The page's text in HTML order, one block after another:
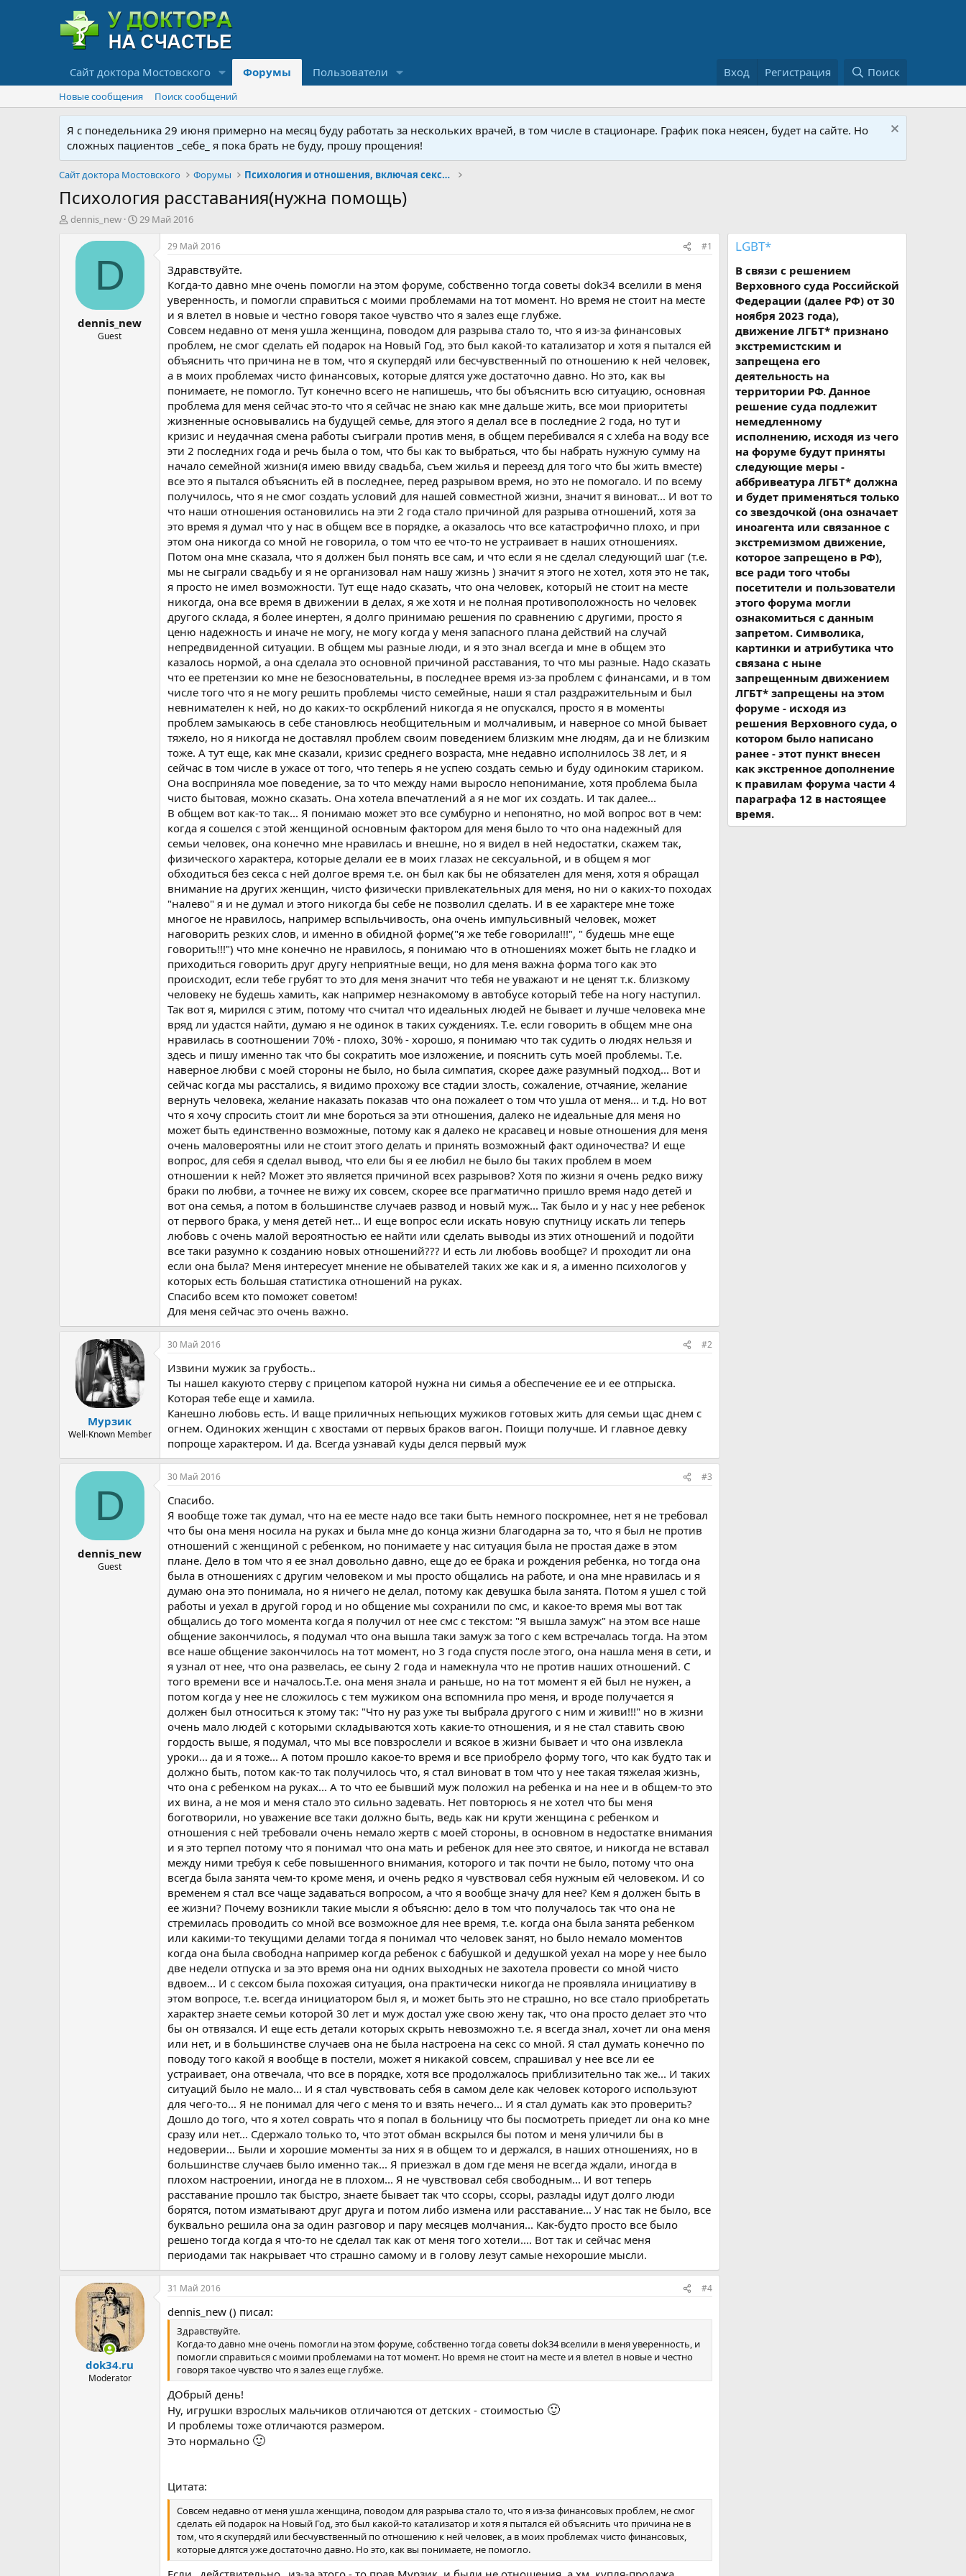
Сайт доктора Мостовского Форумы Пользователи Вход Регистрация Поиск
Новые сообщения Поиск сообщений
Я с понедельника 29 июня примерно на месяц буду работать за нескольких врачей, в том числе в стационаре. График пока неясен, будет на сайте. Но
сложных пациентов _себе_ я пока брать не буду, прошу прощения!
Сайт доктора Мостовского Форумы Психология и отношения, включая сексуальность.
Психология расставания(нужна помощь)
А
dennis_new
Д
т
а
ч
л
29 Май 2016
D
dennis_new
Guest
29 Май 2016 #1
Здравствуйте.
Когда-то давно мне очень помогли на этом форуме, собственно тогда советы dok34 вселили в меня
уверенность, и помогли справиться с моими проблемами на тот момент. Но время не стоит на месте
и я влетел в новые и честно говоря такое чувство что я залез еще глубже.
Совсем недавно от меня ушла женщина, поводом для разрыва стало то, что я из-за финансовых
проблем, не смог сделать ей подарок на Новый Год, это был какой-то катализатор и хотя я пытался ей
объяснить что причина не в том, что я скупердяй или бесчувственный по отношению к ней человек,
а в моих проблемах чисто финансовых, которые длятся уже достаточно давно. Но это, как вы
понимаете, не помогло. Тут конечно всего не напишешь, что бы объяснить всю ситуацию, основная
проблема для меня сейчас это-то что я сейчас не знаю как мне дальше жить, все мои приоритеты
жизненные основывались на будущей семье, для этого я делал все в последние 2 года, но тут и
кризис и неудачная смена работы съиграли против меня, в общем перебивался я с хлеба на воду все
эти 2 последних года и речь была о том, что бы как то выбраться, что бы набрать нужную сумму на
начало семейной жизни(я имею ввиду свадьба, съем жилья и переезд для того что бы жить вместе)
все это я пытался объяснить ей в последнее, перед разрывом время, но это не помогало. И по всему
получилось, что я не смог создать условий для нашей совместной жизни, значит я виноват... И вот то
что наши отношения остановились на эти 2 года стало причиной для разрыва отношений, хотя за
это время я думал что у нас в общем все в порядке, а оказалось что все катастрофично плохо, и при
этом она никогда со мной не говорила, о том что ее что-то не устраивает в наших отношениях.
Потом она мне сказала, что я должен был понять все сам, и что если я не сделал следующий шаг (т.е.
мы не сыграли свадьбу и я не организовал нам нашу жизнь ) значит я этого не хотел, хотя это не так,
я просто не имел возможности. Тут еще надо сказать, что она человек, который не стоит на месте
никогда, она все время в движении в делах, я же хотя и не полная противоположность но человек
другого склада, я более инертен, я долго принимаю решения по сравнению с другими, просто я
ценю надежность и иначе не могу, не могу когда у меня запасного плана действий на случай
непредвиденной ситуации. В общем мы разные люди, и я это знал всегда и мне в общем это
казалось нормой, а она сделала это основной причиной расставания, то что мы разные. Надо сказать
что ее претензии ко мне не безосновательны, в последнее время из-за проблем с финансами, и в том
числе того что я не могу решить проблемы чисто семейные, наши я стал раздражительным и был
невнимателен к ней, но до каких-то оскрблений никогда я не опускался, просто я в моменты
проблем замыкаюсь в себе становлюсь необщительным и молчаливым, и наверное со мной бывает
тяжело, но я никогда не доставлял проблем своим поведением близким мне людям, да и не близким
тоже. А тут еще, как мне сказали, кризис среднего возраста, мне недавно исполнилось 38 лет, и я
сейчас в том числе в ужасе от того, что теперь я не успею создать семью и буду одиноким стариком.
Она восприняла мое поведение, за то что между нами выросло непонимание, хотя проблема была
чисто бытовая, можно сказать. Она хотела впечатлений а я не мог их создать. И так далее...
В общем вот как-то так... Я понимаю может это все сумбурно и непонятно, но мой вопрос вот в чем:
когда я сошелся с этой женщиной основным фактором для меня было то что она надежный для
семьи человек, она конечно мне нравилась и внешне, но я видел в ней недостатки, скажем так,
физического характера, которые делали ее в моих глазах не сексуальной, и в общем я мог
обходиться без секса с ней долгое время т.е. он был как бы не обязателен для меня, хотя я обращал
внимание на других женщин, чисто физически привлекательных для меня, но ни о каких-то походах
"налево" я и не думал и этого никогда бы себе не позволил сделать. И в ее характере мне тоже
многое не нравилось, например вспыльчивость, она очень импульсивный человек, может
наговорить резких слов, и именно в обидной форме("я же тебе говорила!!!", " будешь мне еще
говорить!!!") что мне конечно не нравилось, я понимаю что в отношениях может быть не гладко и
приходиться говорить друг другу неприятные вещи, но для меня важна форма того как это
происходит, если тебе грубят то это для меня значит что тебя не уважают и не ценят т.к. близкому
человеку не будешь хамить, как например незнакомому в автобусе который тебе на ногу наступил.
Так вот я, мирился с этим, потому что считал что идеальных людей не бывает и лучше человека мне
вряд ли удастся найти, думаю я не одинок в таких суждениях. Т.е. если говорить в общем мне она
нравилась в соотношении 70% - плохо, 30% - хорошо, я понимаю что так судить о людях нельзя и
здесь и пишу именно так что бы сократить мое изложение, и пояснить суть моей проблемы. Т.е.
наверное любви с моей стороны не было, но была симпатия, скорее даже разумный подход... Вот и
сейчас когда мы расстались, я видимо прохожу все стадии злость, сожаление, отчаяние, желание
вернуть человека, желание наказать показав что она пожалеет о том что ушла от меня... и т.д. Но вот
что я хочу спросить стоит ли мне бороться за эти отношения, далеко не идеальные для меня но
может быть единственно возможные, потому как я далеко не красавец и новые отношения для меня
очень маловероятны или не стоит этого делать и принять возможный факт одиночества? И еще
вопрос, для себя я сделал вывод, что ели бы я ее любил не было бы таких проблем в моем
отношении к ней? Может это является причиной всех разрывов? Хотя по жизни я очень редко вижу
браки по любви, а точнее не вижу их совсем, скорее все прагматично пришло время надо детей и
вот она семья, а потом в большинстве случаев развод и новый муж... Так было и у нас у нее ребенок
от первого брака, у меня детей нет... И еще вопрос если искать новую спутницу искать ли теперь
любовь с очень малой вероятностью ее найти или сделать выводы из этих отношений и подойти
все таки разумно к созданию новых отношений??? И есть ли любовь вообще? И проходит ли она
если она была? Меня интересует мнение не обывателей таких же как и я, а именно психологов у
которых есть большая статистика отношений на руках.
Спасибо всем кто поможет советом!
Для меня сейчас это очень важно.
Мурзик
Well-Known Member
30 Май 2016 #2
Извини мужик за грубость..
Ты нашел какуюто стерву с прицепом каторой нужна ни симья а обеспечение ее и ее отпрыска.
Которая тебе еще и хамила.
Канешно любовь есть. И ваще приличных непьющих мужиков готовых жить для семьи щас днем с
огнем. Одиноких женщин с хвостами от первых браков вагон. Поищи получше. И главное девку
попроще характером. И да. Всегда узнавай куды делся первый муж
D
dennis_new
Guest
30 Май 2016 #3
Спасибо.
Я вообще тоже так думал, что на ее месте надо все таки быть немного поскромнее, нет я не требовал
что бы она меня носила на руках и была мне до конца жизни благодарна за то, что я был не против
отношений с женщиной с ребенком, но понимаете у нас ситуация была не простая даже в этом
плане. Дело в том что я ее знал довольно давно, еще до ее брака и рождения ребенка, но тогда она
была в отношениях с другим человеком и мы просто общались на работе, и она мне нравилась и я
думаю она это понимала, но я ничего не делал, потому как девушка была занята. Потом я ушел с той
работы и уехал в другой город и но общение мы сохранили по смс, и какое-то время мы вот так
общались до того момента когда я получил от нее смс с текстом: "Я вышла замуж" на этом все наше
общение закончилось, я подумал что она вышла таки замуж за того с кем встречалась тогда. На этом
все наше общение закончилось на тот момент, но 3 года спустя после этого, она нашла меня в сети, и
я узнал от нее, что она развелась, ее сыну 2 года и намекнула что не против наших отношений. С
того времени все и началось.Т.е. она меня знала и раньше, но на тот момент я ей был не нужен, а
потом когда у нее не сложилось с тем мужиком она вспомнила про меня, и вроде получается я
должен был относиться к этому так: "Что ну раз уже ты выбрала другого с ним и живи!!!" но в жизни
очень мало людей с которыми складываются хоть какие-то отношения, и я не стал ставить свою
гордость выше, я подумал, что мы все повзрослели и всякое в жизни бывает и что она извлекла
уроки... да и я тоже... А потом прошло какое-то время и все приобрело форму того, что как будто так и
должно быть, потом как-то так получилось что, я стал виноват в том что у нее такая тяжелая жизнь,
что она с ребенком на руках... А то что ее бывший муж положил на ребенка и на нее и в общем-то это
их вина, а не моя и меня стало это сильно задевать. Нет повторюсь я не хотел что бы меня
боготворили, но уважение все таки должно быть, ведь как ни крути женщина с ребенком и
отношения с ней требовали очень немало жертв с моей стороны, в основном в недостатке внимания
и я это терпел потому что я понимал что она мать и ребенок для нее это святое, и никогда не вставал
между ними требуя к себе повышенного внимания, которого и так почти не было, потому что она
всегда была занята чем-то кроме меня, и очень редко я чувствовал себя нужным ей человеком. И со
временем я стал все чаще задаваться вопросом, а что я вообще значу для нее? Кем я должен быть в
ее жизни? Почему возникли такие мысли я объясню: дело в том что получалось так что она не
стремилась проводить со мной все возможное для нее время, т.е. когда она была занята ребенком
или какими-то текущими делами тогда я понимал что человек занят, но было немало моментов
когда она была свободна например когда ребенок с бабушкой и дедушкой уехал на море у нее было
две недели отпуска и за это время она ни одних выходных не захотела провести со мной чисто
вдвоем... И с сексом была похожая ситуация, она практически никогда не проявляла инициативу в
этом вопросе, т.е. всегда инициатором был я, и может быть это не страшно, но все стало приобретать
характер знаете семьи которой 30 лет и муж достал уже свою жену так, что она просто делает это что
бы он отвязался. И еще есть детали которых скрыть невозможно т.е. я всегда знал, хочет ли она меня
или нет, и в большинстве случаев она не была настроена на секс со мной. Я стал думать конечно по
поводу того какой я вообще в постели, может я никакой совсем, спрашивал у нее все ли ее
устраивает, она отвечала, что все в порядке, хотя все продолжалось приблизительно так же... И таких
ситуаций было не мало... И я стал чувствовать себя в самом деле как человек которого используют
для чего-то... Я не понимал для чего с меня то и взять нечего... И я стал думать как это проверить?
Дошло до того, что я хотел соврать что я попал в больницу что бы посмотреть приедет ли она ко мне
сразу или нет... Сдержало только то, что этот обман вскрылся бы потом и меня уличили бы в
недоверии... Были и хорошие моменты за них я в общем то и держался, в наших отношениях, но в
большинстве случаев было именно так... Я приезжал в дом где меня не всегда ждали, иногда в
плохом настроении, иногда не в плохом... Я не чувствовал себя свободным... И вот теперь
расставание прошло так быстро, знаете бывает так что ссоры, ссоры, разлады идут долго люди
борятся, потом изматывают друг друга и потом либо измена или расставание... У нас так не было, все
буквально решила она за один разговор и пару месяцев молчания... Как-будто просто все было
решено тогда когда я что-то не сделал так как от меня того хотели.... Вот так и сейчас меня
периодами так накрывает что страшно самому и в голову лезут самые нехорошие мысли.
dok34.ru
Moderator
31 Май 2016 #4
dennis_new () писал:
Здравствуйте.
Когда-то давно мне очень помогли на этом форуме, собственно тогда советы dok34 вселили в меня уверенность, и
помогли справиться с моими проблемами на тот момент. Но время не стоит на месте и я влетел в новые и честно
говоря такое чувство что я залез еще глубже.
ДОбрый день!
Ну, игрушки взрослых мальчиков отличаются от детских - стоимостью 🙂
И проблемы тоже отличаются размером.
Это нормально 🙂
Цитата:
Совсем недавно от меня ушла женщина, поводом для разрыва стало то, что я из-за финансовых проблем, не смог
сделать ей подарок на Новый Год, это был какой-то катализатор и хотя я пытался ей объяснить что причина не в
том, что я скупердяй или бесчувственный по отношению к ней человек, а в моих проблемах чисто финансовых,
которые длятся уже достаточно давно. Но это, как вы понимаете, не помогло.
LGBT*
В связи с решением
Верховного суда Российской
Федерации (далее РФ) от 30
ноября 2023 года),
движение ЛГБТ* признано
экстремистским и
запрещена его
деятельность на
территории РФ. Данное
решение суда подлежит
немедленному
исполнению, исходя из чего
на форуме будут приняты
следующие меры -
аббривеатура ЛГБТ* должна
и будет применяться только
со звездочкой (она означает
иноагента или связанное с
экстремизмом движение,
которое запрещено в РФ),
все ради того чтобы
посетители и пользователи
этого форума могли
ознакомиться с данным
запретом. Символика,
картинки и атрибутика что
связана с ныне
запрещенным движением
ЛГБТ* запрещены на этом
форуме - исходя из
решения Верховного суда, о
котором было написано
ранее - этот пункт внесен
как экстренное дополнение
к правилам форума части 4
параграфа 12 в настоящее
время.